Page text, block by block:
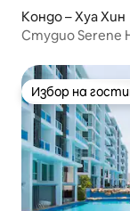
Кондо – Хуа Хин
Студио Serene
Избор на
Избор на